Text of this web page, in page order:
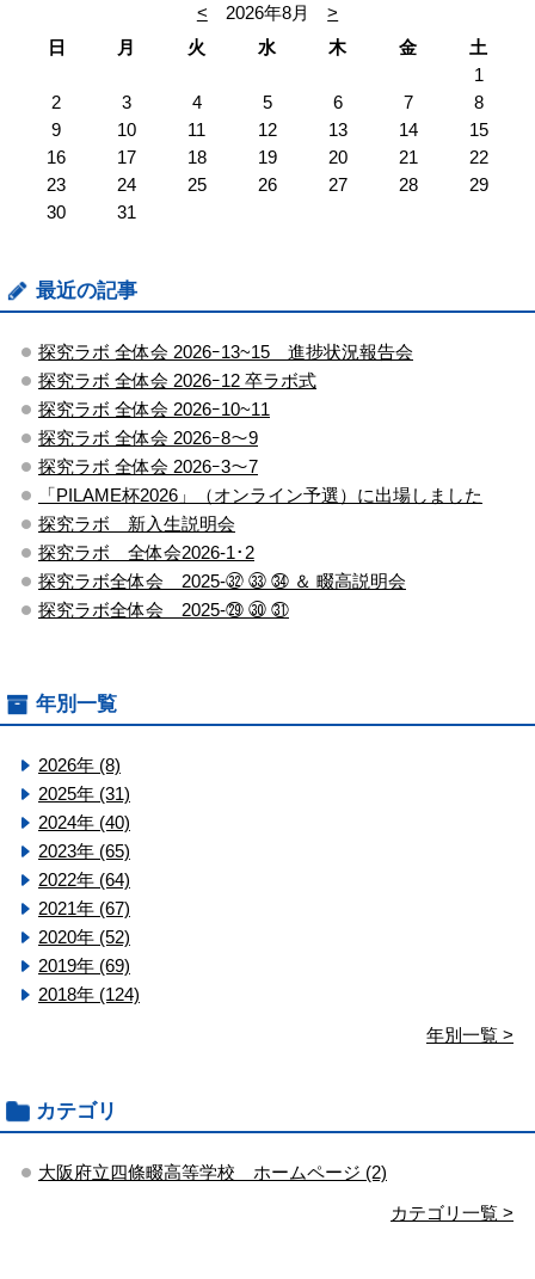
< 2026年8月
>
日
月 火 水 木 金
土
1
2
3 4 5 6 7
8
9
10 11 12 13 14
15
16
17 18 19 20 21
22
23
24 25 26 27 28
29
30
31
最近の記事
探究ラボ 全体会 2026ｰ13~15 進捗状況報告会
探究ラボ 全体会 2026ｰ12 卒ラボ式
探究ラボ 全体会 2026ｰ10~11
探究ラボ 全体会 2026ｰ8～9
探究ラボ 全体会 2026ｰ3～7
「PILAME杯2026」（オンライン予選）に出場しました
探究ラボ 新入生説明会
探究ラボ 全体会2026-1･2
探究ラボ全体会 2025-㉜ ㉝ ㉞ ＆ 畷高説明会
探究ラボ全体会 2025-㉙ ㉚ ㉛
年別一覧
2026年 (8)
2025年 (31)
2024年 (40)
2023年 (65)
2022年 (64)
2021年 (67)
2020年 (52)
2019年 (69)
2018年 (124)
年別一覧 >
カテゴリ
大阪府立四條畷高等学校 ホームページ (2)
カテゴリ一覧 >